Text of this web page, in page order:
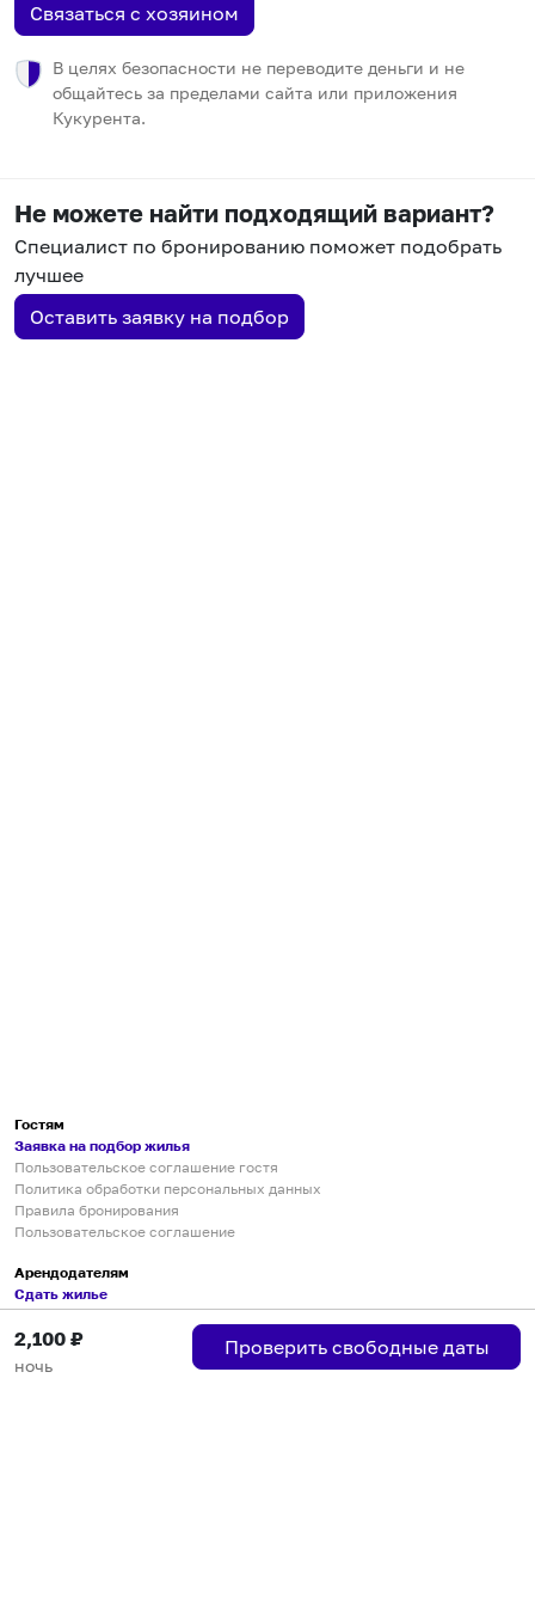
Связаться с хозяином
В целях безопасности не переводите деньги и не
общайтесь за пределами сайта или приложения
Кукурента.
Не можете найти подходящий вариант?
Специалист по бронированию поможет подобрать
лучшее
Оставить заявку на подбор
2,100 ₽
ночь
Проверить свободные даты
Гостям
Заявка на подбор жилья
Пользовательское соглашение гостя
Политика обработки персональных данных
Правила бронирования
Пользовательское соглашение
Арендодателям
Сдать жилье
Пользовательское соглашение
Правила публикации объявлений